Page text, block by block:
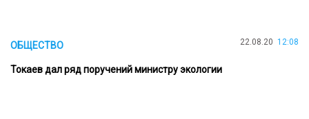
ОБЩЕСТВО 22.08.20 12:08
Токаев дал ряд поручений министру экологии